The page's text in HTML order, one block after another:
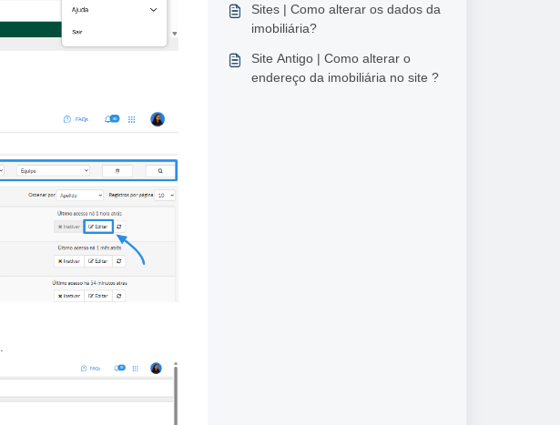
Sites | Como alterar os dados da
imobiliária?
Site Antigo | Como alterar o
endereço da imobiliária no site ?